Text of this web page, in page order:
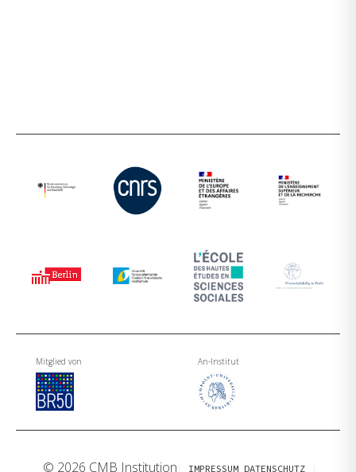
Mitglied von An-Institut
© 2026 CMB Institution IMPRESSUM DATENSCHUTZ